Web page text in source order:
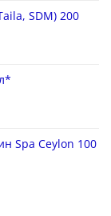
SDM) 200
Spa Ceylon 100